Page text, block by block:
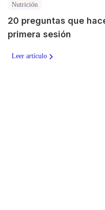
Nutrición
20 preguntas que
primera sesión
Leer artículo